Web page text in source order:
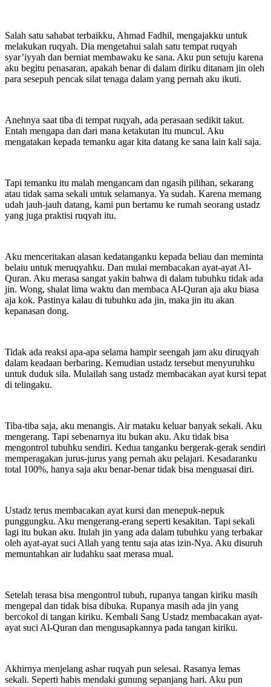
Salah satu sahabat terbaikku, Ahmad Fadhil, mengajakku untuk
melakukan ruqyah. Dia mengetahui salah satu tempat ruqyah
syar’iyyah dan berniat membawaku ke sana. Aku pun setuju karena
aku begitu penasaran, apakah benar di dalam diriku ditanam jin oleh
para sesepuh pencak silat tenaga dalam yang pernah aku ikuti.
Anehnya saat tiba di tempat ruqyah, ada perasaan sedikit takut.
Entah mengapa dan dari mana ketakutan itu muncul. Aku
mengatakan kepada temanku agar kita datang ke sana lain kali saja.
Tapi temanku itu malah mengancam dan ngasih pilihan, sekarang
atau tidak sama sekali untuk selamanya. Ya sudah. Karena memang
udah jauh-jauh datang, kami pun bertamu ke rumah seorang ustadz
yang juga praktisi ruqyah itu.
Aku menceritakan alasan kedatanganku kepada beliau dan meminta
belaiu untuk meruqyahku. Dan mulai membacakan ayat-ayat Al-
Quran. Aku merasa sangat yakin bahwa di dalam tubuhku tidak ada
jin. Wong, shalat lima waktu dan membaca Al-Quran aja aku biasa
aja kok. Pastinya kalau di tubuhku ada jin, maka jin itu akan
kepanasan dong.
Tidak ada reaksi apa-apa selama hampir seengah jam aku diruqyah
dalam keadaan berbaring. Kemudian ustadz tersebut menyuruhku
untuk duduk sila. Mulailah sang ustadz membacakan ayat kursi tepat
di telingaku.
Tiba-tiba saja, aku menangis. Air mataku keluar banyak sekali. Aku
mengerang. Tapi sebenarnya itu bukan aku. Aku tidak bisa
mengontrol tubuhku sendiri. Kedua tanganku bergerak-gerak sendiri
memperagakan jurus-jurus yang pernah aku pelajari. Kesadaranku
total 100%, hanya saja aku benar-benar tidak bisa menguasai diri.
Ustadz terus membacakan ayat kursi dan menepuk-nepuk
punggungku. Aku mengerang-erang seperti kesakitan. Tapi sekali
lagi itu bukan aku. Itulah jin yang ada dalam tubuhku yang terbakar
oleh ayat-ayat suci Allah yang tentu saja atas izin-Nya. Aku disuruh
memuntahkan air ludahku saat merasa mual.
Setelah terasa bisa mengontrol tubuh, rupanya tangan kiriku masih
mengepal dan tidak bisa dibuka. Rupanya masih ada jin yang
bercokol di tangan kiriku. Kembali Sang Ustadz membacakan ayat-
ayat suci Al-Quran dan mengusapkannya pada tangan kiriku.
Akhirnya menjelang ashar ruqyah pun selesai. Rasanya lemas
sekali. Seperti habis mendaki gunung sepanjang hari. Aku pun